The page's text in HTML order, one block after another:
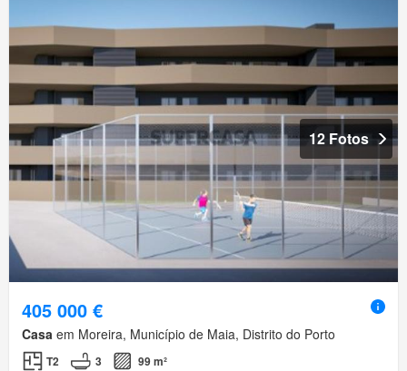
12 Fotos
405 000 €
Casa em Moreira, Município de Maia, Distrito do Porto
T2 3 99 m²